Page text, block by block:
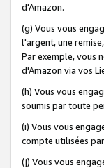
d'Amazon.
(g) Vous vous
l'argent, une
Par exemple, vous
d'Amazon via vos
(h) Vous vous
soumis par toute
(i) Vous vous
compte utilisées
(j) Vous vous